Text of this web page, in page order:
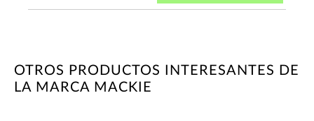
OTROS PRODUCTOS INTERESANTES DE
LA MARCA MACKIE